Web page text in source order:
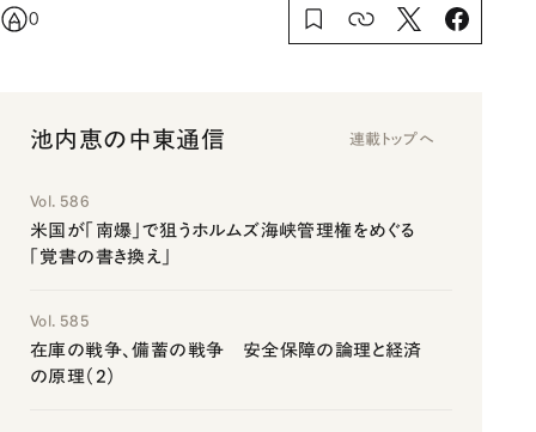
0
池内恵の中東通信 連載トップへ
Vol. 586
米国が「南爆」で狙うホルムズ海峡管理権をめぐる
「覚書の書き換え」
Vol. 585
在庫の戦争、備蓄の戦争 安全保障の論理と経済
の原理（2）